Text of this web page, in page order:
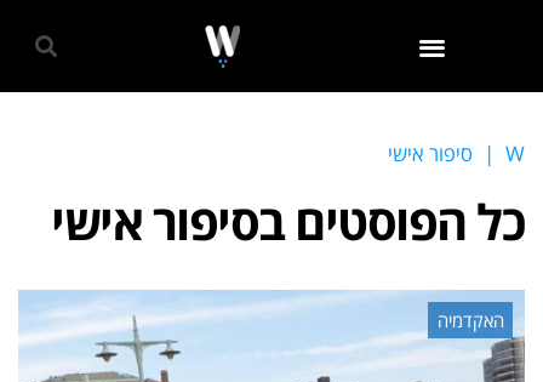
W
| סיפור אישי
כל הפוסטים בסיפור אישי
האקדמיה